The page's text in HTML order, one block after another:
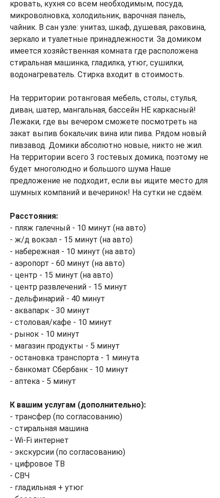
кровать, кухня со всем необходимым, посуда,
микроволновка, холодильник, варочная панель,
чайник. В сан узле: унитаз, шкаф, душевая, раковина,
зеркало и туалетные принадлежности. За домиком
имеется хозяйственная комната где расположена
стиральная машинка, гладилка, утюг, сушилки,
водонагреватель. Стирка входит в стоимость.
На территории: ротанговая мебель, столы, стулья,
диван, шатер, мангальная, бассейн НЕ каркасный!
Лежаки, где вы вечером сможете посмотреть на
закат выпив бокальчик вина или пива. Рядом новый
пивзавод. Домики абсолютно новые, никто не жил.
На территории всего 3 гостевых домика, поэтому не
будет многолюдно и большого шума Наше
предложение не подходит, если вы ищите место для
шумных компаний и вечеринок! На сутки не сдаём.
Расстояния:
- пляж галечный - 10 минут (на авто)
- ж/д вокзал - 15 минут (на авто)
- набережная - 10 минут (на авто)
- аэропорт - 60 минут (на авто)
- центр - 15 минут (на авто)
- центр развлечений - 15 минут
- дельфинарий - 40 минут
- аквапарк - 30 минут
- столовая/кафе - 10 минут
- рынок - 10 минут
- магазин продукты - 5 минут
- остановка транспорта - 1 минута
- банкомат Сбербанк - 10 минут
- аптека - 5 минут
К вашим услугам (дополнительно):
- трансфер (по согласованию)
- стиральная машина
- Wi-Fi интернет
- экскурсии (по согласованию)
- цифровое ТВ
- СВЧ
- гладильная + утюг